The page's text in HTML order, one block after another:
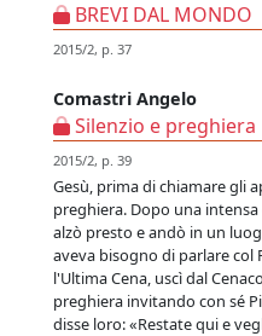
BREVI DAL MONDO
2015/2, p. 37
Comastri Angelo
Silenzio e preghiera
2015/2, p. 39
Gesù, prima di chiamare gli
preghiera. Dopo una
alzò presto e andò in un
aveva bisogno di parlare col
l'Ultima Cena, uscì dal
preghiera invitando con sé
disse loro: «Restate qui e